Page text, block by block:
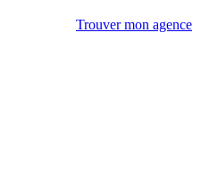
Trouver mon agence